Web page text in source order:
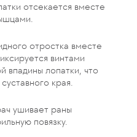
отсекается вместе
отростка вместе
винтами
впадины лопатки, что
края.
ушивает раны
повязку.